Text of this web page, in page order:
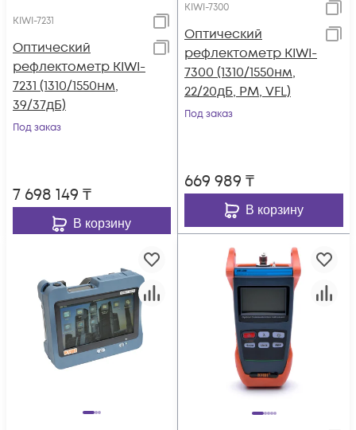
KIWI-7231
Оптический
рефлектометр KIWI-
7231 (1310/1550нм,
39/37дБ)
Под заказ
7 698 149 ₸
В корзину
KIWI-7300
Оптический
рефлектометр KIWI-
7300 (1310/1550нм,
22/20дБ, PM, VFL)
Под заказ
669 989 ₸
В корзину